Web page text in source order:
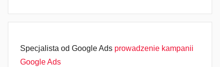
Specjalista od Google Ads prowadzenie kampanii
Google Ads